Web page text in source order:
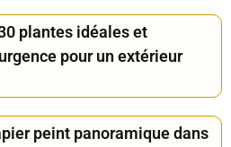
plantes idéales et
pour un extérieur
peint panoramique dans